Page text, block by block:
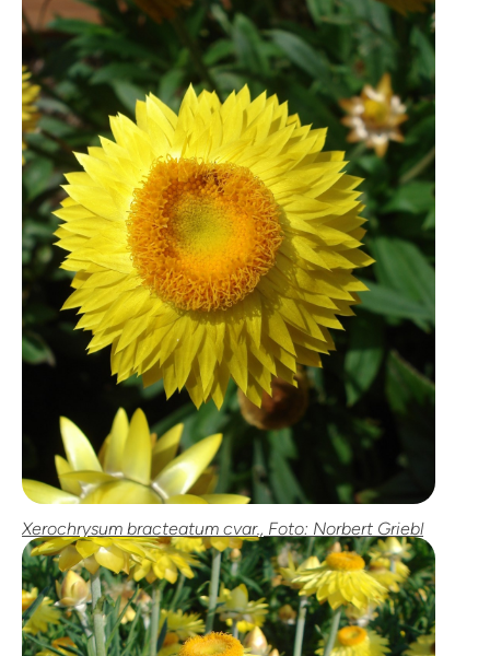
Xerochrysum bracteatum cvar., Foto: Norbert Griebl